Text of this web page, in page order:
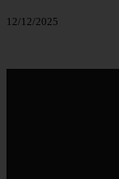
12/12/2025